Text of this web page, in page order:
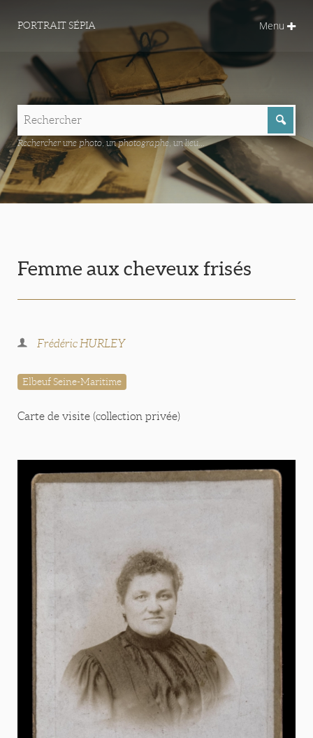
PORTRAIT SÉPIA Menu
Rechercher une photo, un photographe, un lieu...
Femme aux cheveux frisés
Frédéric HURLEY
Elbeuf Seine-Maritime
Carte de visite (collection privée)